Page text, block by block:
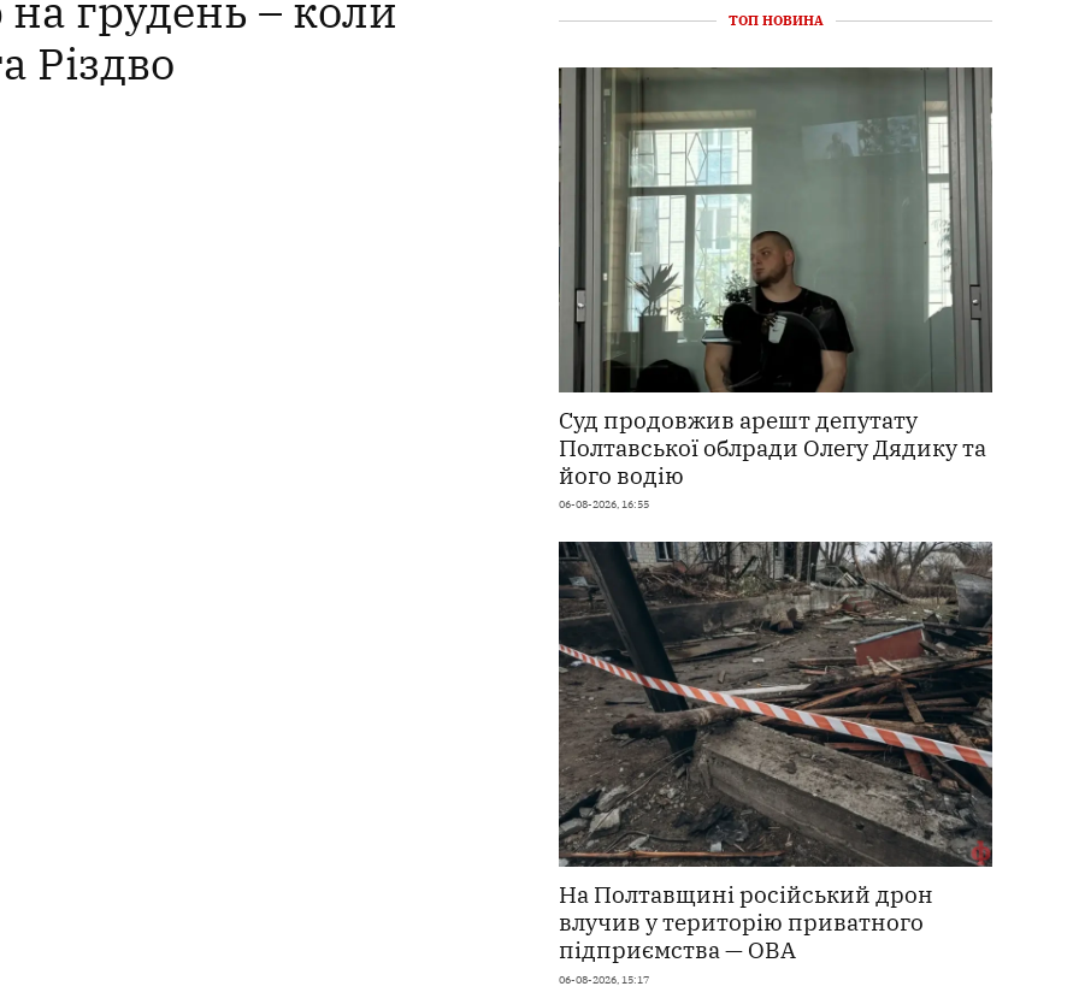
Різдво
ТОП НОВИНА
Суд продовжив арешт депутату
Полтавської облради Олегу Дядику та
його водію
06-08-2026, 16:55
На Полтавщині російський дрон
влучив у територію приватного
підприємства — ОВА
06-08-2026, 15:17